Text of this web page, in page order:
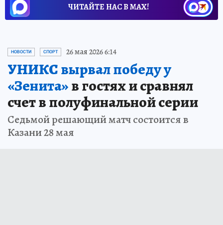
ЧИТАЙТЕ НАС В МАХ!
НОВОСТИ СПОРТ 26 мая 2026 6:14
УНИКС вырвал победу у
«Зенита»в гостях и сравнял
счет в полуфинальной серии
Седьмой решающий матч состоится в
Казани 28 мая